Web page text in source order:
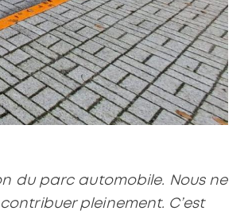
du parc automobile. Nous ne
pleinement. C’est